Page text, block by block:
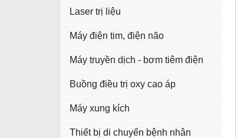
Laser trị liệu
Máy điện tim, điện não
Máy truyền dịch - bơm tiêm điện
Buồng điều trị oxy cao áp
Máy xung kích
Thiết bị di chuyển bệnh nhân